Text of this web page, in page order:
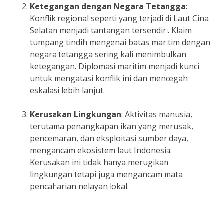
Ketegangan dengan Negara Tetangga:
Konflik regional seperti yang terjadi di Laut Cina
Selatan menjadi tantangan tersendiri. Klaim
tumpang tindih mengenai batas maritim dengan
negara tetangga sering kali menimbulkan
ketegangan. Diplomasi maritim menjadi kunci
untuk mengatasi konflik ini dan mencegah
eskalasi lebih lanjut.
Kerusakan Lingkungan: Aktivitas manusia,
terutama penangkapan ikan yang merusak,
pencemaran, dan eksploitasi sumber daya,
mengancam ekosistem laut Indonesia.
Kerusakan ini tidak hanya merugikan
lingkungan tetapi juga mengancam mata
pencaharian nelayan lokal.